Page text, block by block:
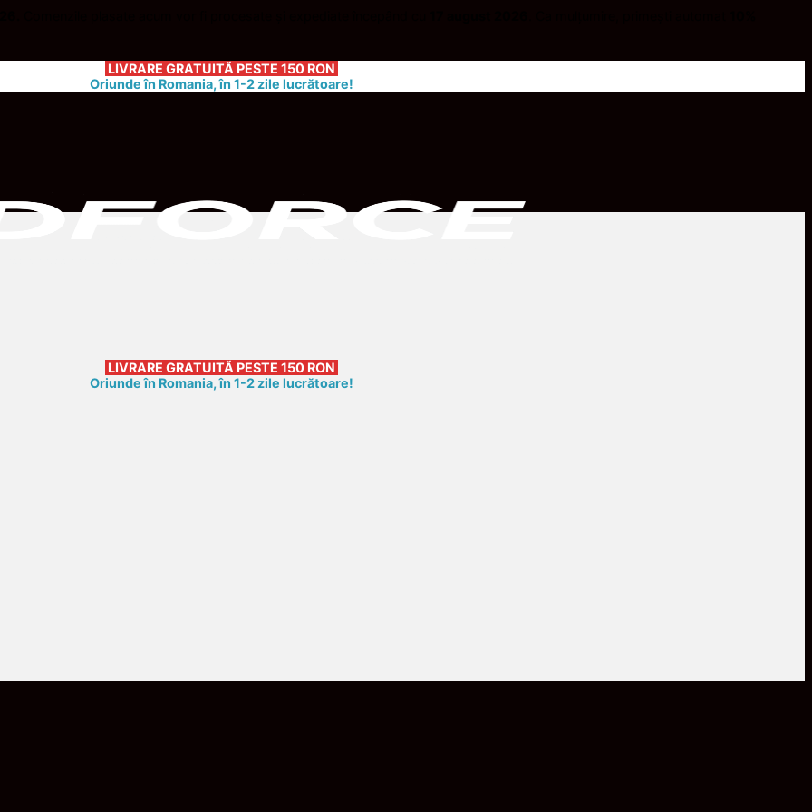
LIVRARE GRATUITĂ PESTE 150 RON
Oriunde în Romania, în 1-2 zile lucrătoare!
LIVRARE GRATUITĂ PESTE 150 RON
Oriunde în Romania, în 1-2 zile lucrătoare!